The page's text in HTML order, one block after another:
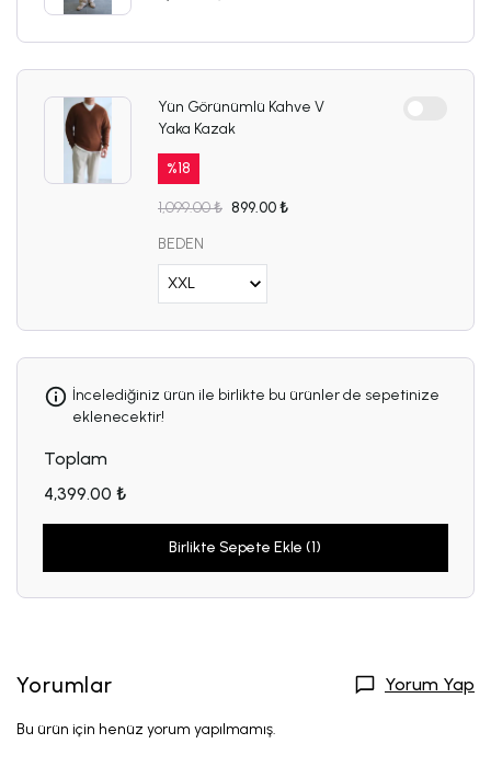
Yün Görünümlü Kahve V
Yaka Kazak
%18
1,099.00 ₺ 899.00 ₺
BEDEN
İncelediğiniz ürün ile birlikte bu ürünler de sepetinize
eklenecektir!
Toplam
4,399.00 ₺
Birlikte Sepete Ekle (1)
Yorumlar Yorum Yap
Bu ürün için henüz yorum yapılmamış.